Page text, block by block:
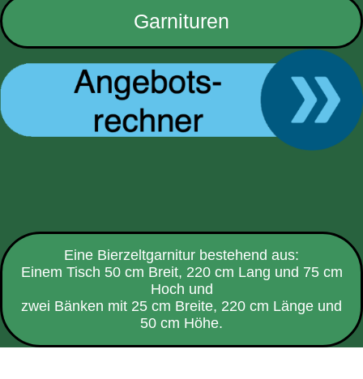
Garnituren
Eine Bierzeltgarnitur bestehend aus:
Einem Tisch 50 cm Breit, 220 cm Lang und 75 cm
Hoch und
zwei Bänken mit 25 cm Breite, 220 cm Länge und
50 cm Höhe.